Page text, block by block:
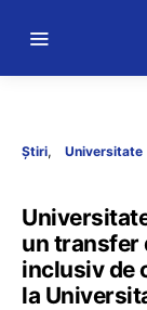
Știri Universitate
un transfer
inclusiv de
la